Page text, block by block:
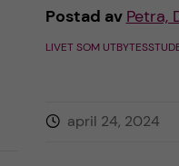
Postad av Petra,
LIVET SOM
april 24, 2024